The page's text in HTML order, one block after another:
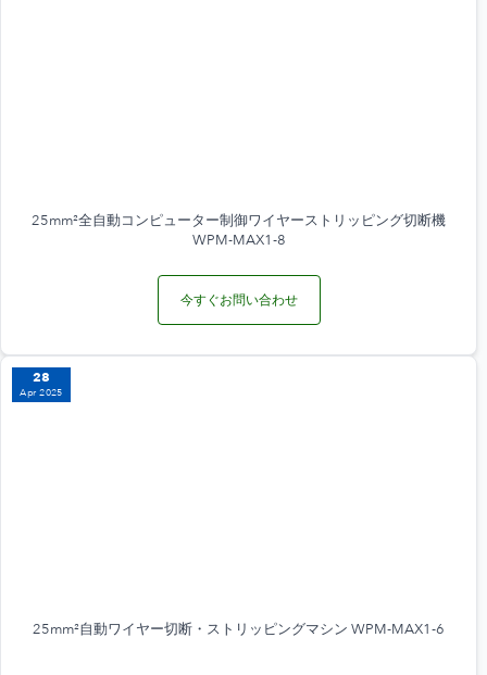
25mm²全自動コンピューター制御ワイヤーストリッピング切断機
WPM-MAX1-8
今すぐお問い合わせ
28
Apr 2025
25mm²自動ワイヤー切断・ストリッピングマシン WPM-MAX1-6